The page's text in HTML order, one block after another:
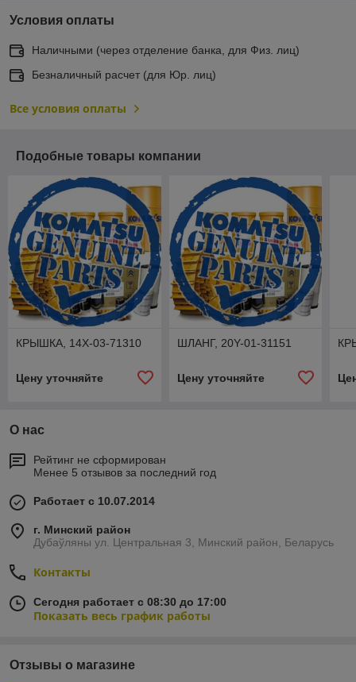
Условия оплаты
Наличными (через отделение банка, для Физ. лиц)
Безналичный расчет (для Юр. лиц)
Все условия оплаты
Подобные товары компании
КРЫШКА, 14X-03-71310
Цену уточняйте
ШЛАНГ, 20Y-01-31151
Цену уточняйте
О нас
Рейтинг не сформирован
Менее 5 отзывов за последний год
Работает с 10.07.2014
г. Минский район
Дубаўляны ул. Центральная 3, Минский район, Беларусь
Контакты
Сегодня работает с 08:30 до 17:00
Показать весь график работы
Отзывы о магазине